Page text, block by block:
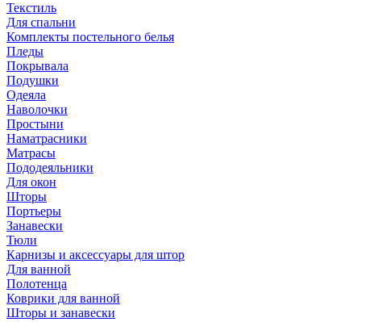
Текстиль
Для спальни
Комплекты постельного белья
Пледы
Покрывала
Подушки
Одеяла
Наволочки
Простыни
Наматрасники
Матрасы
Пододеяльники
Для окон
Шторы
Портьеры
Занавески
Тюли
Карнизы и аксессуары для штор
Для ванной
Полотенца
Коврики для ванной
Шторы и занавески